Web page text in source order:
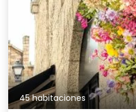
45 habitaciones